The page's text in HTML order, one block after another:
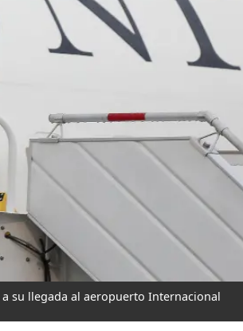
su llegada al aeropuerto Internacional